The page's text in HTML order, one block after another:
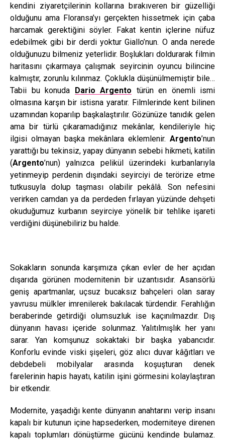
kendini ziyaretçilerinin kollarına bırakıveren bir güzelliği
olduğunu ama Floransa’yı gerçekten hissetmek için çaba
harcamak gerektiğini söyler. Fakat kentin içlerine nüfuz
edebilmek gibi bir derdi yoktur Giallo’nun. O anda nerede
olduğunuzu bilmeniz yeterlidir. Boşlukları doldurarak filmin
haritasını çıkarmaya çalışmak seyircinin oyuncu bilincine
kalmıştır, zorunlu kılınmaz. Çoklukla düşünülmemiştir bile…
Tabii bu konuda Dario Argento türün en önemli ismi
olmasına karşın bir istisna yaratır. Filmlerinde kent bilinen
uzamından koparılıp başkalaştırılır. Gözünüze tanıdık gelen
ama bir türlü çıkaramadığınız mekânlar, kendileriyle hiç
ilgisi olmayan başka mekânlara eklemlenir. Argento’nun
yarattığı bu tekinsiz, yapay dünyanın sebebi hikmeti, katilin
(Argento’nun) yalnızca pelikül üzerindeki kurbanlarıyla
yetinmeyip perdenin dışındaki seyirciyi de terörize etme
tutkusuyla dolup taşması olabilir pekâlâ. Son nefesini
verirken camdan ya da perdeden fırlayan yüzünde dehşeti
okuduğumuz kurbanın seyirciye yönelik bir tehlike işareti
verdiğini düşünebiliriz bu halde.
Sokakların sonunda karşımıza çıkan evler de her açıdan
dışarıda görünen modernitenin bir uzantısıdır. Asansörlü
geniş apartmanlar, uçsuz bucaksız bahçeleri olan saray
yavrusu mülkler imrenilerek bakılacak türdendir. Ferahlığın
beraberinde getirdiği olumsuzluk ise kaçınılmazdır. Dış
dünyanın havası içeride solunmaz. Yalıtılmışlık her yanı
sarar. Yan komşunuz sokaktaki bir başka yabancıdır.
Konforlu evinde viski şişeleri, göz alıcı duvar kâğıtları ve
debdebeli mobilyalar arasında koşuşturan denek
farelerinin hapis hayatı, katilin işini görmesini kolaylaştıran
bir etkendir.
Modernite, yaşadığı kente dünyanın anahtarını verip insanı
kapalı bir kutunun içine hapsederken, moderniteye direnen
kapalı toplumları dönüştürme gücünü kendinde bulamaz.